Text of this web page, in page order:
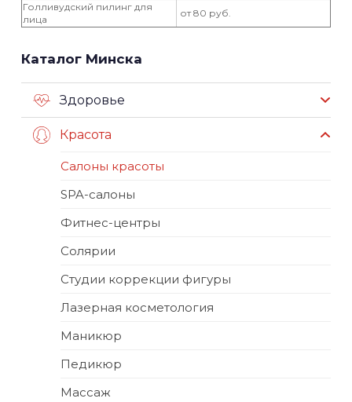
Голливудский пилинг для
лица
от 80 руб.
Каталог Минска
Здоровье
Красота
Салоны красоты
SPA-салоны
Фитнес-центры
Солярии
Студии коррекции фигуры
Лазерная косметология
Маникюр
Педикюр
Массаж